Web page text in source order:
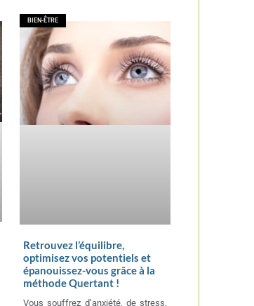
BIEN-ÊTRE
Retrouvez l’équilibre,
optimisez vos potentiels et
épanouissez-vous grâce à la
méthode Quertant !
Vous souffrez d’anxiété, de stress,